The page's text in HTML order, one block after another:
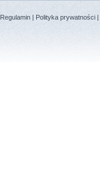
Regulamin | Polityka prywatności |